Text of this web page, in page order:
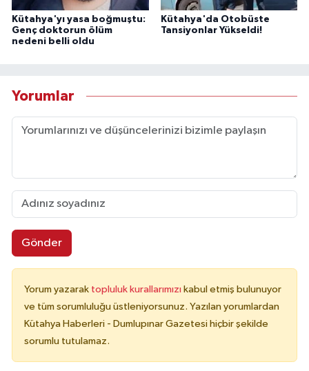
Kütahya'yı yasa boğmuştu:
Genç doktorun ölüm
nedeni belli oldu
Kütahya'da Otobüste
Tansiyonlar Yükseldi!
Yorumlar
Gönder
Yorum yazarak topluluk kurallarımızı kabul etmiş bulunuyor
ve tüm sorumluluğu üstleniyorsunuz. Yazılan yorumlardan
Kütahya Haberleri - Dumlupınar Gazetesi hiçbir şekilde
sorumlu tutulamaz.